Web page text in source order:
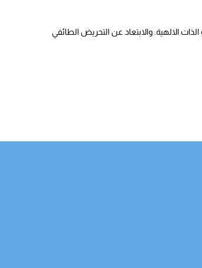
الالهية. والابتعاد عن التحريض الطائفي